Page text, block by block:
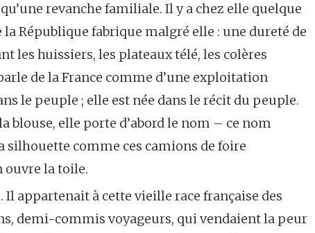
revanche familiale. Il y a chez elle quelque
République fabrique malgré elle : une dureté de
les huissiers, les plateaux télé, les colères
de la France comme d’une exploitation
le peuple ; elle est née dans le récit du peuple.
blouse, elle porte d’abord le nom – ce nom
silhouette comme ces camions de foire
ouvre la toile.
appartenait à cette vieille race française des
demi-commis voyageurs, qui vendaient la peur